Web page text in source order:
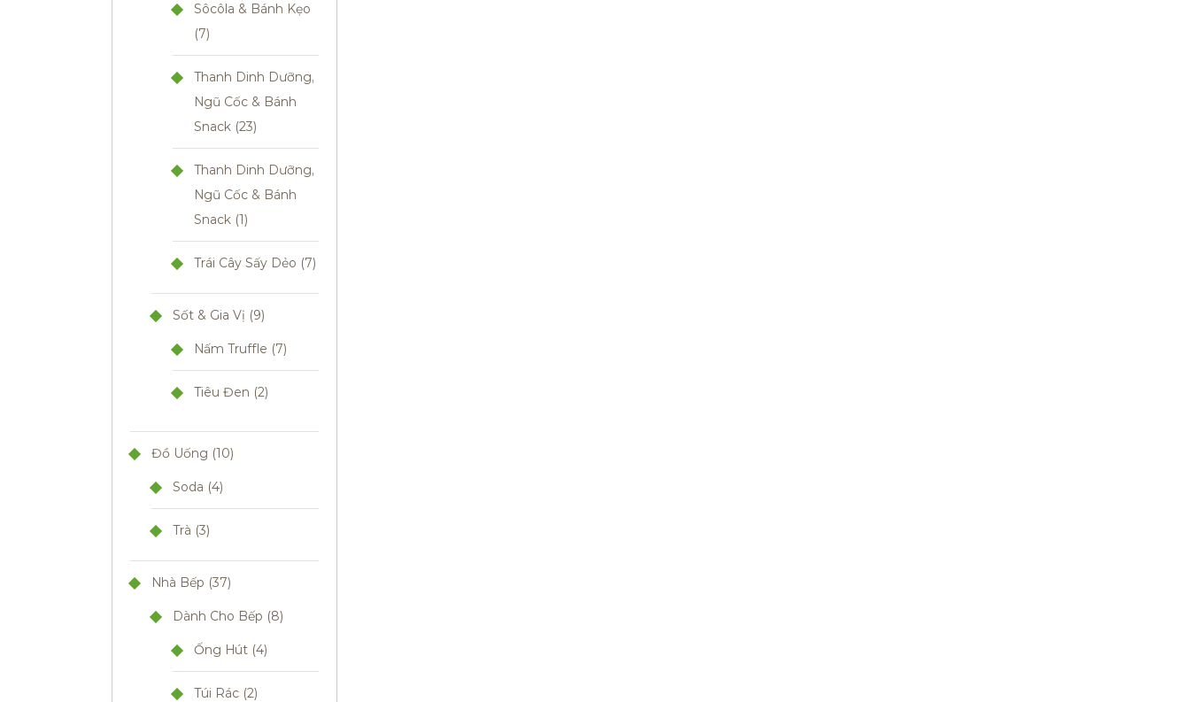
Sôcôla & Bánh Kẹo
7
Thanh Dinh Dưỡng,
Ngũ Cốc & Bánh
Snack 23
Thanh Dinh Dưỡng,
Ngũ Cốc & Bánh
Snack 1
Trái Cây Sấy Dẻo 7
Sốt & Gia Vị 9
Nấm Truffle 7
Tiêu Đen 2
Đồ Uống 10
Soda 4
Trà 3
Nhà Bếp 37
Dành Cho Bếp 8
Ống Hút 4
Túi Rác 2